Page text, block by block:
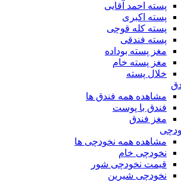
پسته احمد آقایی
پسته اکبری
پسته کله قوچی
پسته فندقی
مغز پسته بوداده
مغز پسته خام
خلال پسته
مشاهده همه فندق ها
فندق با پوست
مغز فندق
مشاهده همه نخودچی ها
نخودچی خام
قیمت نخودچی شور
نخودچی شیرین